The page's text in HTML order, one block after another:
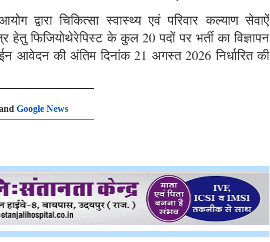
द्वारा चिकित्सा स्वास्थ्य एवं परिवार कल्याण सेवाऐं
फिजियोथेरेपिस्ट के कुल 20 पदों पर भर्ती का विज्ञापन
आवेदन की अंतिम दिनांक 21 अगस्त 2026 निर्धारित की
Google News